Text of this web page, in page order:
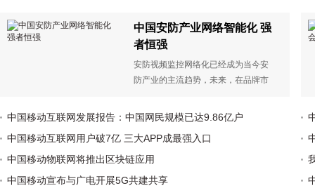
中国安防产业网络智能化 强
者恒强
安防视频监控网络化已经成为当今安
防产业的主流趋势，未来，在品牌市
所占市场份额将持续增加。
中国移动互联网发展报告：中国网民规模已达9.86亿户
中国移动互联网用户破7亿 三大APP成最强入口
中国移动物联网将推出区块链应用
中国移动宣布与广电开展5G共建共享